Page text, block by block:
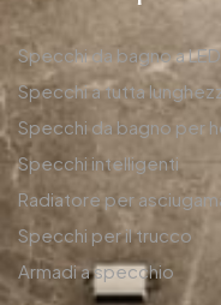
Specchi da bagno a LED
Specchi a tutta
Specchi da bagno per
Specchi intelligenti
Radiatore per
Specchi per il trucco
Armadi a specchio